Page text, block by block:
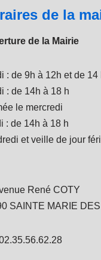
de la
de la Mairie
: de 9h à 12h et de 14
: de 14h à 18 h
le mercredi
: de 14h à 18 h
et veille de jour
René COTY
SAINTE MARIE